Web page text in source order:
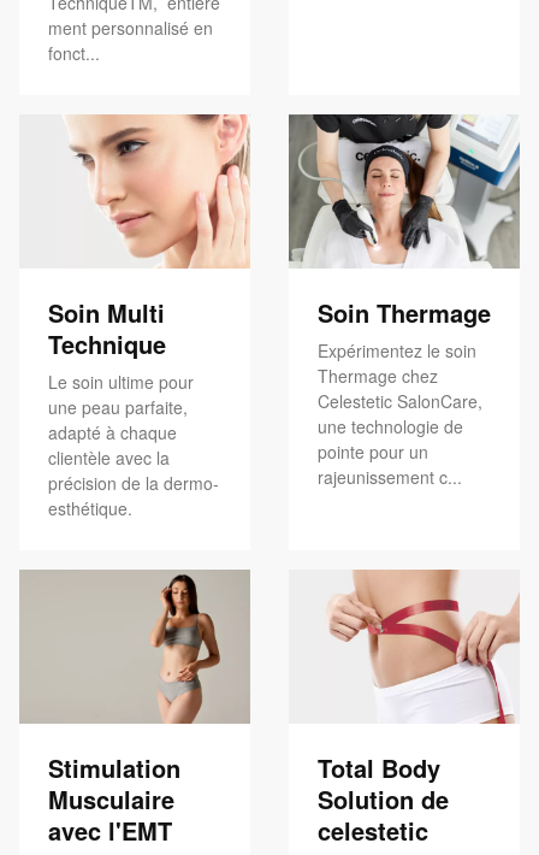
ment personnalisé en
fonct...
Soin Multi
Technique
Le soin ultime pour
une peau parfaite,
adapté à chaque
clientèle avec la
précision de la dermo-
esthétique.
Soin Thermage
Expérimentez le soin
Thermage chez
Celestetic SalonCare,
une technologie de
pointe pour un
rajeunissement c...
Stimulation
Musculaire
avec l'EMT
Total Body
Solution de
celestetic